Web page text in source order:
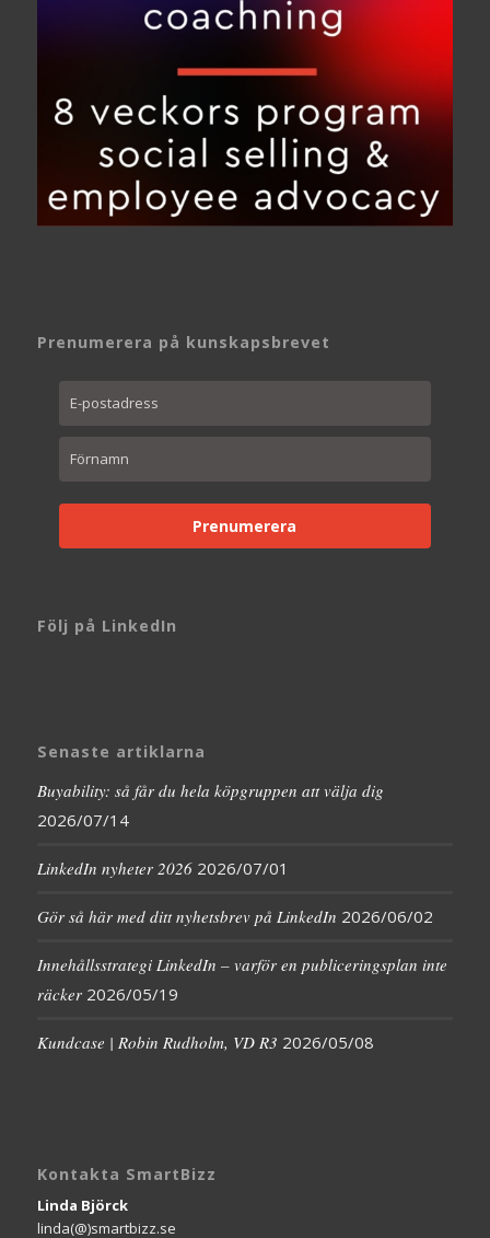
Prenumerera på kunskapsbrevet
Prenumerera
Följ på LinkedIn
Senaste artiklarna
Buyability: så får du hela köpgruppen att välja dig
2026/07/14
LinkedIn nyheter 2026 2026/07/01
Gör så här med ditt nyhetsbrev på LinkedIn 2026/06/02
Innehållsstrategi LinkedIn – varför en publiceringsplan inte
räcker 2026/05/19
Kundcase | Robin Rudholm, VD R3 2026/05/08
Kontakta SmartBizz
Linda Björck
linda(@)smartbizz.se